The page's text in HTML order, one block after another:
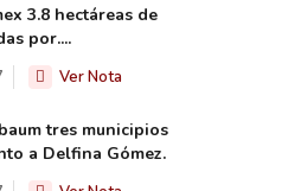
3.8 hectáreas de
por....
Ver Nota
tres municipios
a Delfina Gómez.